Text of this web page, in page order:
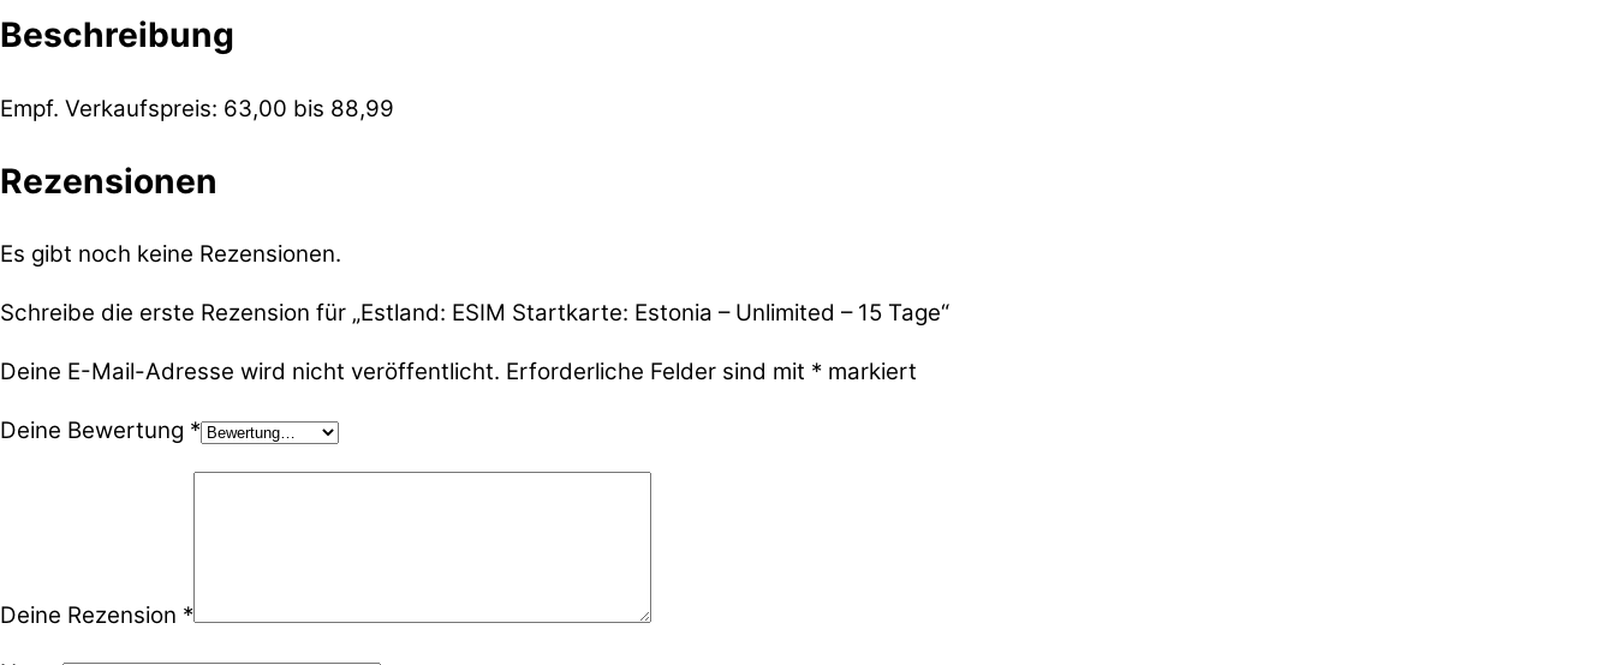
Beschreibung
Empf. Verkaufspreis: 63,00 bis 88,99
Rezensionen
Es gibt noch keine Rezensionen.
Schreibe die erste Rezension für „Estland: ESIM Startkarte: Estonia – Unlimited – 15 Tage“
Deine E-Mail-Adresse wird nicht veröffentlicht. Erforderliche Felder sind mit * markiert
Deine Bewertung *
Deine Rezension *